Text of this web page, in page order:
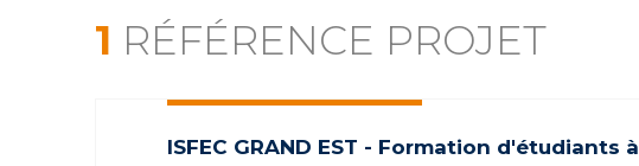
1 RÉFÉRENCE PROJET
ISFEC GRAND EST - Formation